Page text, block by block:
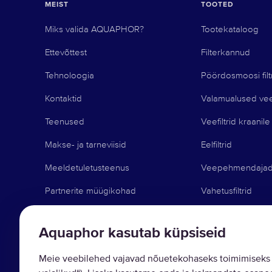
Aquaphor kasutab küpsiseid
Meie veebilehed vajavad nõuetekohaseks
MEIST
Miks valida AQUAPHOR?
Ettevõttest
Tehnoloogia
Kontaktid
Teenused
Makse- ja tarneviisid
Meeldetuletusteenus
Partnerite müügikohad
Blog
Tugi ja nõuanded
TOOTED
Tootekataloog
Filterkannud
Pöördosmoosi
Valamualused
Veefiltrid kraanile
Eelfiltrid
Vahetusfiltrid